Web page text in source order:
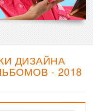
ДИЗАЙНА
- 2018